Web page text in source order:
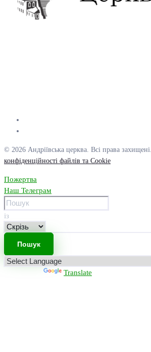
© 2026 Андріївська церква. Всі права захищені.
конфіденційності файлів та Cookie
Пожертва
Наш Телеграм
із
Translate